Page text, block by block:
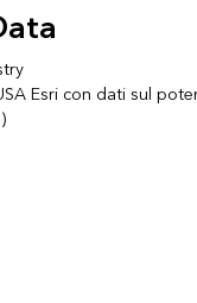
Esricon dati sul